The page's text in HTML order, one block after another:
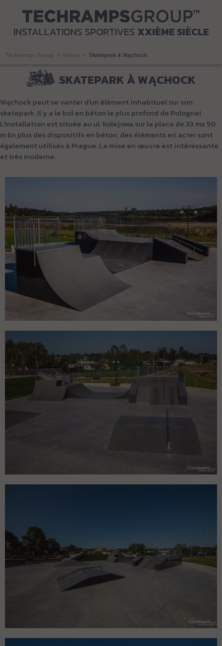
INSTALLATIONS SPORTIVES XXIÈME SIÈCLE
Techramps Group béton Skatepark à Wąchock
SKATEPARK À WĄCHOCK
Wąchock peut se vanter d'un élément inhabituel sur son
skatepark.Il y a le bol en béton le plus profond de Pologne!
L'installation est située au ul.Kolejowa sur la place de 33 mx 50
m En plus des dispositifs en béton, des éléments en acier sont
également utilisés à Prague.La mise en œuvre est intéressante
et très moderne.